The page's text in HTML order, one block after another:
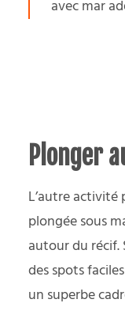
avec mar
Plonger
L’autre activité
plongée sous
autour du récif.
des spots
un superbe